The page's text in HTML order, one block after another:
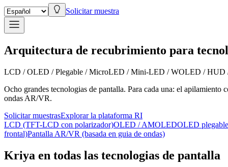
Solicitar muestra
Arquitectura de recubrimiento para
LCD / OLED / Plegable / MicroLED / Mini-LED / WOLED / HUD
Ocho grandes tecnologias de pantalla. Para cada una: el
ondas AR/VR.
Solicitar muestrasExplorar la plataforma RI
LCD (TFT-LCD con polarizador)OLED / AMOLEDOLED plegable
frontal)Pantalla AR/VR (basada en guia de ondas)
Kriya en todas las tecnologias de pantalla